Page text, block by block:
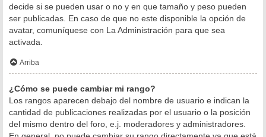
decide si se pueden usar o no y en que tamaño y peso pueden
ser publicadas. En caso de que no este disponible la opción de
avatar, comuníquese con La Administración para que sea
activada.
Arriba
¿Cómo se puede cambiar mi rango?
Los rangos aparecen debajo del nombre de usuario e indican la
cantidad de publicaciones realizadas por el usuario o la posición
del mismo dentro del foro, e.j. moderadores y administradores.